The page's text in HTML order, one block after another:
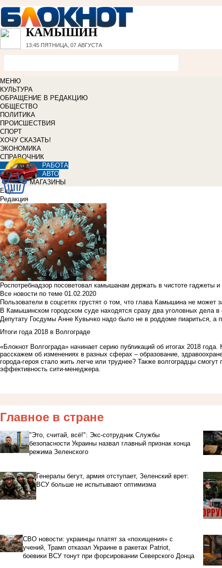
КАМЫШИН
13:45 ПЯТНИЦА, 07 АВГУСТА
МЕНЮ
КУЛЬТУРА
ОБРАЩЕНИЕ В РЕДАКЦИЮ
ОБЩЕСТВО
ПОЛИТИКА
ПРОИСШЕСТВИЯ
СПОРТ
ХОЧУ СКАЗАТЬ!
ЭКОНОМИКА
СПРАВОЧНИК
РАБОТА
АВТО
МАГАЗИНЫ
Еще
Редакция
Роспотребнадзор посоветовал камышанам держать в чистоте гаджеты
Все новости по теме 01.02.2020
Пользователи в соцсетях грустят о том, что глава Камышина не может
В Камышинском городском суде находятся сразу два уголовных дела
Депутату Госдумы Анне Кувычко надо было не в роддоме пиариться, а
Итоги года 2018 в Волгограде
«Блокнот Волгограда» начинает серию публикаций об итогах 2018
расскажем об изменениях в разных сферах – образование,
города-героя стало жить легче или труднее? Также волгоградцы
эффективность сити-менеджера.
Главное в стране
"Это, считай, всё!": Экс-сотрудник Службы
безопасности Украины назвал главный признак конца
режима Зеленского
Генералы бегут, армия отступает, Зеленский врет:
ВСУ больше не испытывают оптимизма
СВО новости: украинцы платят за «похищения» с
учений, Трамп отказал Украине в ракетах Patriot,
боевики ВСУ тонут при форсировании Северского Донца